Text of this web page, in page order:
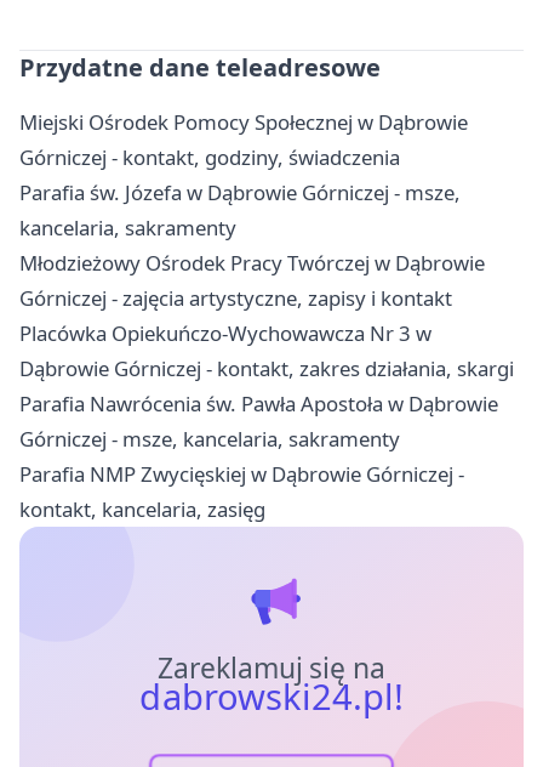
Przydatne dane teleadresowe
Miejski Ośrodek Pomocy Społecznej w Dąbrowie
Górniczej - kontakt, godziny, świadczenia
Parafia św. Józefa w Dąbrowie Górniczej - msze,
kancelaria, sakramenty
Młodzieżowy Ośrodek Pracy Twórczej w Dąbrowie
Górniczej - zajęcia artystyczne, zapisy i kontakt
Placówka Opiekuńczo-Wychowawcza Nr 3 w
Dąbrowie Górniczej - kontakt, zakres działania, skargi
Parafia Nawrócenia św. Pawła Apostoła w Dąbrowie
Górniczej - msze, kancelaria, sakramenty
Parafia NMP Zwycięskiej w Dąbrowie Górniczej -
kontakt, kancelaria, zasięg
Zareklamuj się na
dabrowski24.pl!